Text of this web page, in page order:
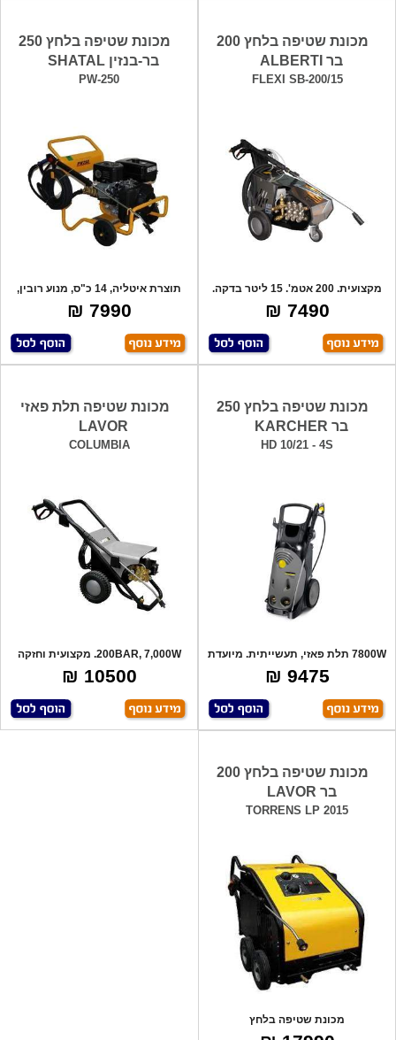
מכונת שטיפה בלחץ 200
בר ALBERTI
FLEXI SB-200/15
מקצועית. 200 אטמ'. 15 ליטר בדקה.
7.5 כ"ס
7490 ₪
מכונת שטיפה בלחץ 250
בר-בנזין SHATAL
PW-250
תוצרת איטליה, 14 כ"ס, מנוע רובין,
תוצרת
7990 ₪
מכונת שטיפה בלחץ 250
בר KARCHER
HD 10/21 - 4S
7800W תלת פאזי, תעשייתית. מיועדת
לעבודה
9475 ₪
מכונת שטיפה תלת פאזי
LAVOR
COLUMBIA
200BAR, 7,000W. מקצועית וחזקה
במיוחד. ס
10500 ₪
מכונת שטיפה בלחץ 200
בר LAVOR
TORRENS LP 2015
מכונת שטיפה בלחץ
מקצועית-קרים/חמים. תוצר